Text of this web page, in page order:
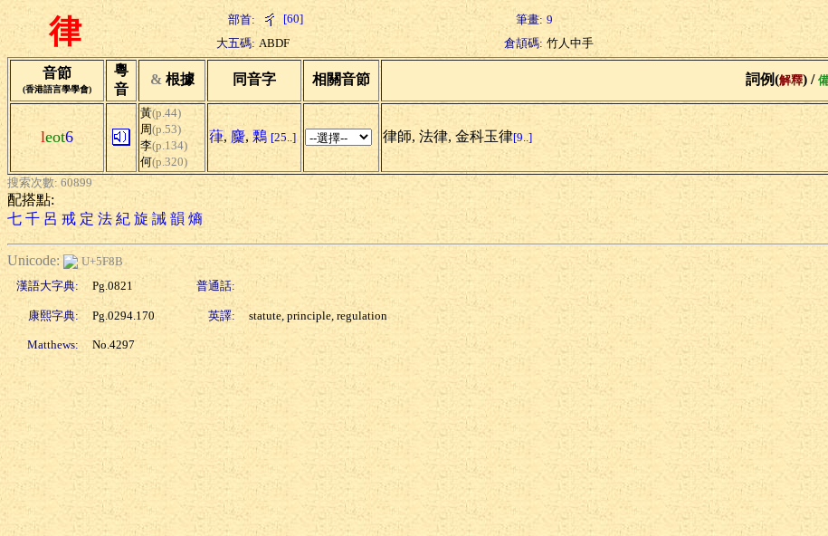
律 部首: [60] 筆畫: 9
大五碼: ABDF 倉頡碼: 竹人中手
音節
(香港語言學學會)
粵
音
& 根據 同音字 相關音節 詞例(解釋) /
leot6
黃(p.44)
周(p.53)
李(p.134)
何(p.320)
葎, 麜, 鷅 [25..] 律師, 法律, 金科玉律[9..]
搜索次數: 60899
配搭點:
七 千 呂 戒 定 法 紀 旋 誡 韻 熵
Unicode:
U+5F8B
漢語大字典:
Pg.0821 普通話:
康熙字典: Pg.0294.170 英譯: statute, principle, regulation
Matthews: No.4297